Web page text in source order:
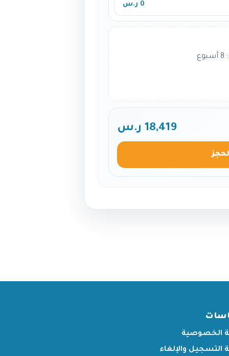
0 ر.س
18,419 ر.س
الخصوصية
والإلغاء